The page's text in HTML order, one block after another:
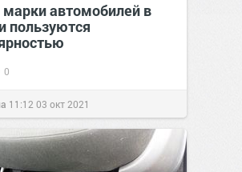
автомобилей в
пользуются
0
11:12 03 окт 2021